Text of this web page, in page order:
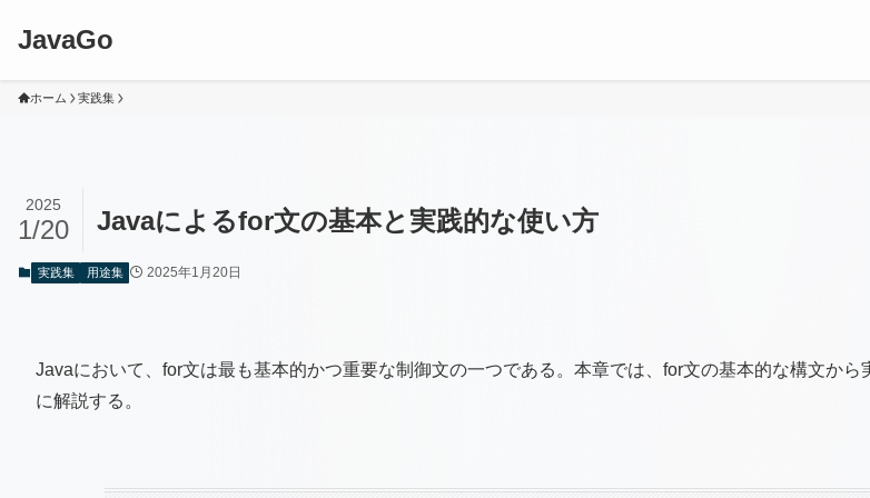
JavaGo
ホーム 実践集
Javaによるfor文の基本と実践的な使い方
2025
1/20
実践集 用途集 2025年1月20日
Javaにおいて、for文は最も基本的かつ重要な制御文の一つである。本章では、for文の基本的な構文から
に解説する。